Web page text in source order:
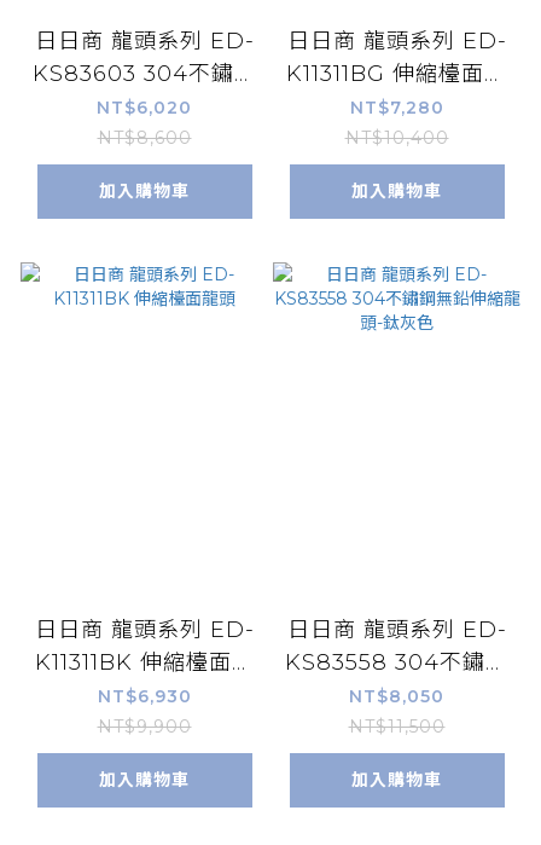
日日商 龍頭系列 ED-
KS83603 304不鏽鋼
RO三用無鉛龍頭
NT$6,020
NT$8,600
加入購物車
日日商 龍頭系列 ED-
K11311BG 伸縮檯面龍
頭
NT$7,280
NT$10,400
加入購物車
日日商 龍頭系列 ED-
K11311BK 伸縮檯面龍
頭
NT$6,930
NT$9,900
加入購物車
日日商 龍頭系列 ED-
KS83558 304不鏽鋼
無鉛伸縮龍頭-鈦灰色
NT$8,050
NT$11,500
加入購物車